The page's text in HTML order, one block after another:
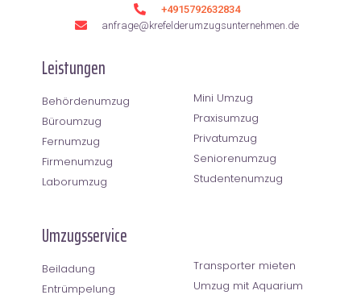
+4915792632834
anfrage@krefelderumzugsunternehmen.de
Leistungen
Behördenumzug
Büroumzug
Fernumzug
Firmenumzug
Laborumzug
Mini Umzug
Praxisumzug
Privatumzug
Seniorenumzug
Studentenumzug
Umzugsservice
Beiladung
Entrümpelung
Transporter mieten
Umzug mit Aquarium